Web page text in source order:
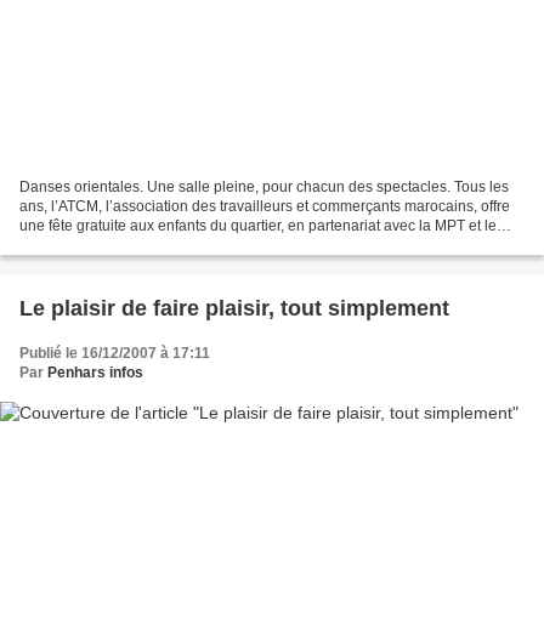
Danses orientales. Une salle pleine, pour chacun des spectacles. Tous les
ans, l’ATCM, l’association des travailleurs et commerçants marocains, offre
une fête gratuite aux enfants du quartier, en partenariat avec la MPT et le
Le plaisir de faire plaisir, tout simplement
Publié le 16/12/2007 à 17:11
Par Penhars infos